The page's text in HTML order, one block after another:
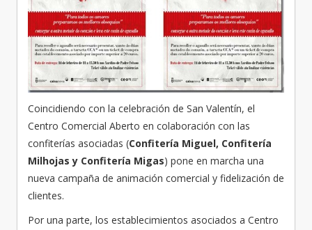
Coincidiendo con la celebración de San Valentín, el
Centro Comercial Aberto en colaboración con las
confiterías asociadas (Confitería Miguel, Confitería
Milhojas y Confitería Migas) pone en marcha una
nueva campaña de animación comercial y fidelización de
clientes.
Por una parte, los establecimientos asociados a Centro